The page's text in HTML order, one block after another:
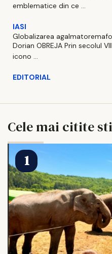
emblematice din ce ...
IASI
Globalizarea
Dorian OBREJA Prin secolul
icono ...
EDITORIAL
Cele mai citite